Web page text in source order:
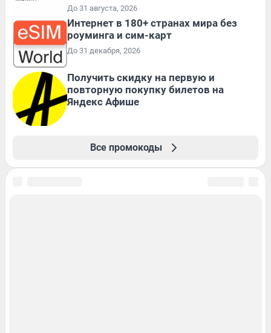
До 31 августа, 2026
Интернет в 180+ странах мира без
роуминга и сим-карт
До 31 декабря, 2026
Получить скидку на первую и
повторную покупку билетов на
Яндекс Афише
Все промокоды